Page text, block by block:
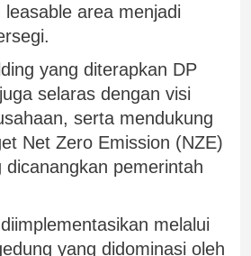
area menjadi
yang diterapkan DP
selaras dengan visi
serta mendukung
Net Zero Emission (NZE)
dicanangkan pemerintah
melalui
yang didominasi oleh